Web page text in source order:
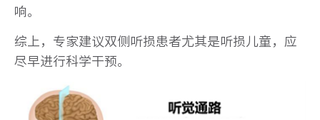
响。
综上，专家建议双侧听损患者尤其是听损儿童，应
尽早进行科学干预。